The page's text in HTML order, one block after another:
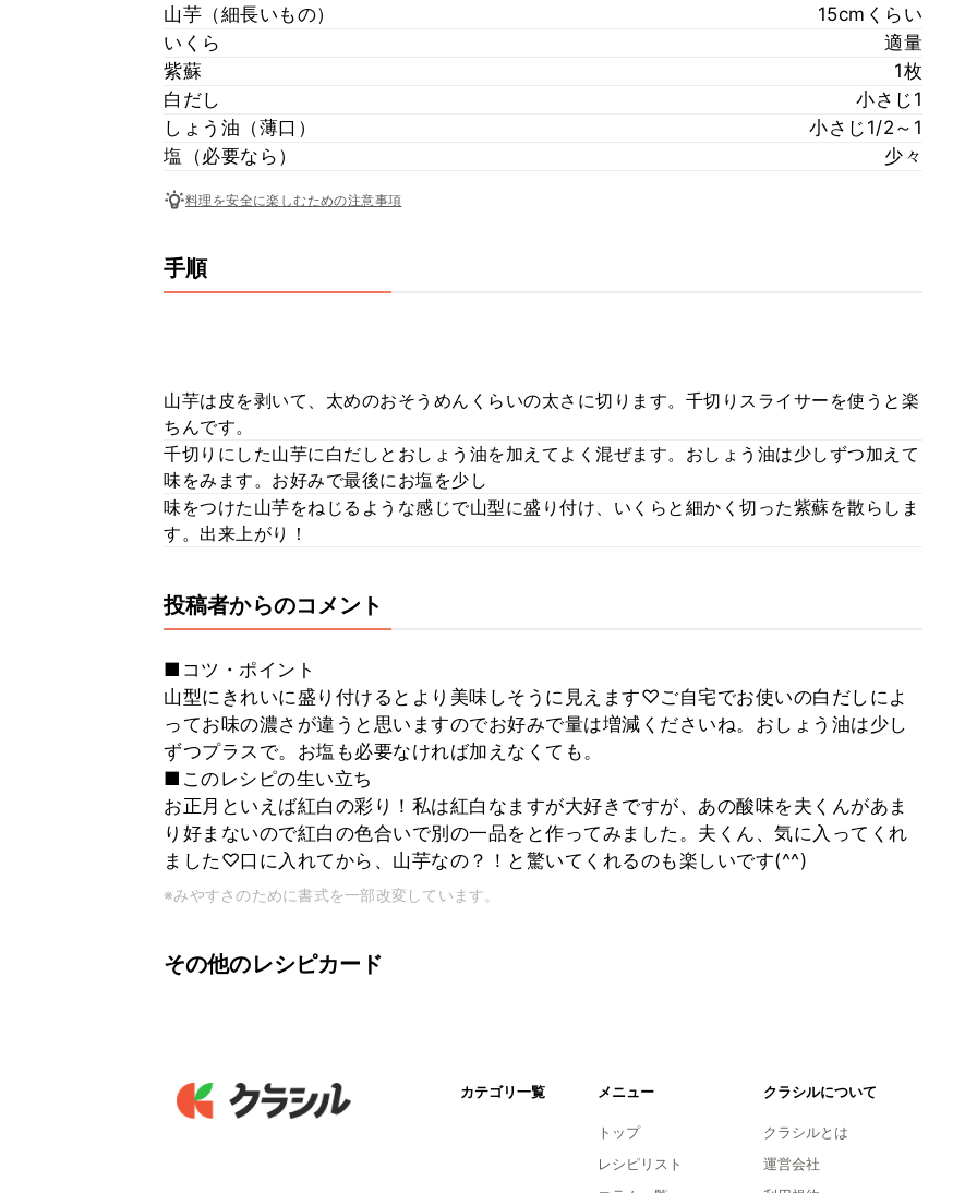
山芋（細長いもの）
15cmくらい
いくら
適量
紫蘇
1枚
白だし
小さじ1
しょう油（薄口）
小さじ1/2～1
塩（必要なら）
少々
料理を安全に楽しむための注意事項
手順
山芋は皮を剥いて、太めのおそうめんくらいの太さに切ります。千切りスライサーを使うと楽
ちんです。
千切りにした山芋に白だしとおしょう油を加えてよく混ぜます。おしょう油は少しずつ加えて
味をみます。お好みで最後にお塩を少し
味をつけた山芋をねじるような感じで山型に盛り付け、いくらと細かく切った紫蘇を散らしま
す。出来上がり！
投稿者からのコメント
■コツ・ポイント
山型にきれいに盛り付けるとより美味しそうに見えます♡ご自宅でお使いの白だしによ
ってお味の濃さが違うと思いますのでお好みで量は増減くださいね。おしょう油は少し
ずつプラスで。お塩も必要なければ加えなくても。
■このレシピの生い立ち
お正月といえば紅白の彩り！私は紅白なますが大好きですが、あの酸味を夫くんがあま
り好まないので紅白の色合いで別の一品をと作ってみました。夫くん、気に入ってくれ
ました♡口に入れてから、山芋なの？！と驚いてくれるのも楽しいです(^^)
※みやすさのために書式を一部改変しています。
その他のレシピカード
カテゴリ一覧 メニュー
トップ
レシピリスト
クラシルについて
クラシルとは
運営会社